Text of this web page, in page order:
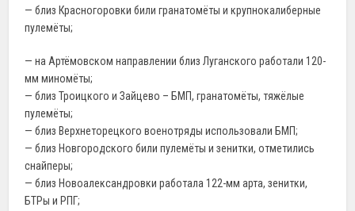
— близ Красногоровки били гранатомёты и крупнокалиберные
пулемёты;
— на Артёмовском направлении близ Луганского работали 120-
мм миномёты;
— близ Троицкого и Зайцево – БМП, гранатомёты, тяжёлые
пулемёты;
— близ Верхнеторецкого военотряды использовали БМП;
— близ Новгородского били пулемёты и зенитки, отметились
снайперы;
— близ Новоалександровки работала 122-мм арта, зенитки,
БТРы и РПГ;